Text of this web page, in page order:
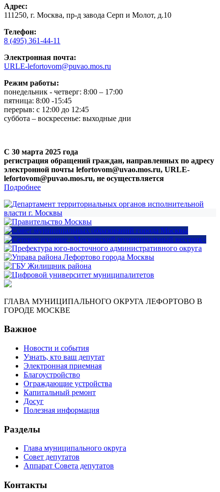
Адрес:
111250, г. Москва, пр-д завода Серп и Молот, д.10
Телефон:
8 (495) 361-44-11
Электронная почта:
URLE-lefortovom@puvao.mos.ru
Режим работы:
понедельник - четверг: 8:00 – 17:00
пятница: 8:00 -15:45
перерыв: с 12:00 до 12:45
суббота – воскресенье: выходные дни
С 30 марта 2025 года
регистрация обращений граждан, направленных по адресу
электронной почты lefortovom@uvao.mos.ru, URLE-
lefortovom@puvao.mos.ru, не осуществляется
Подробнее
ГЛАВА МУНИЦИПАЛЬНОГО ОКРУГА ЛЕФОРТОВО В
ГОРОДЕ МОСКВЕ
Важное
Новости и события
Узнать, кто ваш депутат
Электронная приемная
Благоустройство
Ограждающие устройства
Капитальный ремонт
Досуг
Полезная информация
Разделы
Глава муниципального округа
Совет депутатов
Аппарат Совета депутатов
Контакты